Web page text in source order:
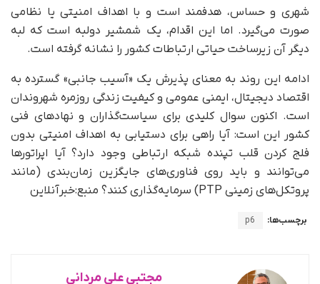
شهری و حساس، هدفمند است و با اهداف امنیتی یا نظامی
صورت می‌گیرد. اما این اقدام، یک شمشیر دولبه است که لبه
دیگر آن زیرساخت حیاتی ارتباطات کشور را نشانه گرفته است.
ادامه این روند به معنای پذیرش یک «آسیب جانبی» گسترده به
اقتصاد دیجیتال، ایمنی عمومی و کیفیت زندگی روزمره شهروندان
است. اکنون سوال کلیدی برای سیاست‌گذاران و نهادهای فنی
کشور این است: آیا راهی برای دستیابی به اهداف امنیتی بدون
فلج کردن قلب تپنده شبکه ارتباطی وجود دارد؟ آیا اپراتورها
می‌توانند و باید روی فناوری‌های جایگزین زمان‌بندی (مانند
پروتکل‌های زمینی PTP) سرمایه‌گذاری کنند؟ منبع:خبرآنلاین
برچسب‌ها: p6
مجتبی علی مردانی